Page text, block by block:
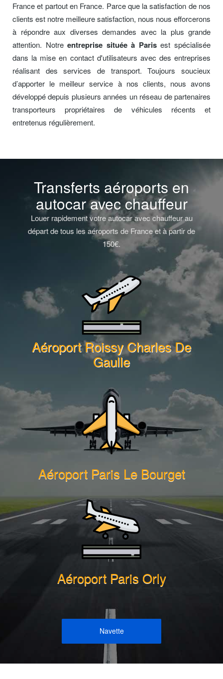
France et partout en France. Parce que la satisfaction de nos
clients est notre meilleure satisfaction, nous nous efforcerons
à répondre aux diverses demandes avec la plus grande
attention. Notreentreprise située à Parisest spécialisée
dans la mise en contact d'utilisateurs avec des entreprises
réalisant des services de transport. Toujours soucieux
d’apporter le meilleur service à nos clients, nous avons
développé depuis plusieurs années un réseau de partenaires
transporteurs propriétaires de véhicules récents et
entretenus régulièrement.
Transferts aéroports en
autocar avec chauffeur
Louer rapidement votre autocar avec chauffeur au
départ de tous les aéroports de France et à partir de
150€.
Aéroport Roissy Charles De
Gaulle
Aéroport Paris Le Bourget
Aéroport Paris Orly
Navette